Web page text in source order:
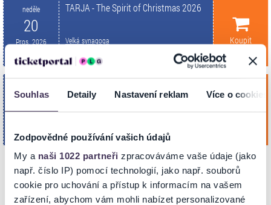
Souhlas Detaily Nastavení reklam Více o cookies
Zodpovědné používání vašich údajů
My a naši 1022 partneři zpracováváme vaše údaje (jako
např. číslo IP) pomocí technologií, jako např. souborů
cookie pro uchování a přístup k informacím na vašem
zařízení, abychom vám mohli nabízet personalizované
neděle
20
Pros. 2026
TARJA - The Spirit of Christmas 2026
Velká synagoga Koupit
21
INFORMACE O AKCI